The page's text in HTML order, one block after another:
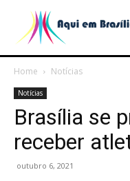
Home Notícias
Notícias
Brasília se
receber
outubro 6, 2021